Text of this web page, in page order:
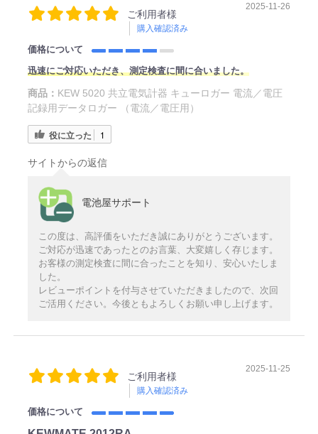
ご利用者様
購入確認済み
2025-11-26
価格について
迅速にご対応いただき、測定検査に間に合いました。
商品： KEW 5020 共立電気計器 キューロガー 電流／電圧
記録用データロガー （電流／電圧用）
役に立った 1
サイトからの返信
電池屋サポート
この度は、高評価をいただき誠にありがとうございます。
ご対応が迅速であったとのお言葉、大変嬉しく存じます。
お客様の測定検査に間に合ったことを知り、安心いたしま
した。
レビューポイントを付与させていただきましたので、次回
ご活用ください。今後ともよろしくお願い申し上げます。
ご利用者様
購入確認済み
2025-11-25
価格について